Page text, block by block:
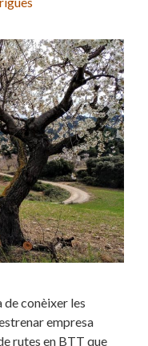
conèixer les
empresa
rutes en BTT que